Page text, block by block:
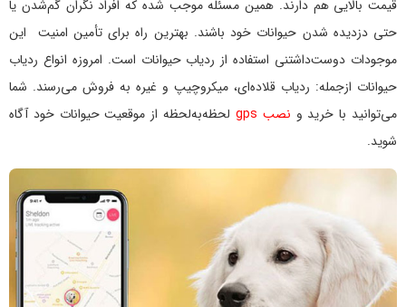
قیمت بالایی هم دارند. همین مسئله موجب شده که افراد نگران گم‌شدن یا
حتی دزدیده شدن حیوانات خود باشند. بهترین راه برای تأمین امنیت این
موجودات دوست‌داشتنی استفاده از ردیاب حیوانات است. امروزه انواع ردیاب
حیوانات ازجمله: ردیاب قلاده‌ای، میکروچیپ و غیره به فروش می‌رسند. شما
می‌توانید با خرید و نصب gps لحظه‌به‌لحظه از موقعیت حیوانات خود آگاه
شوید.